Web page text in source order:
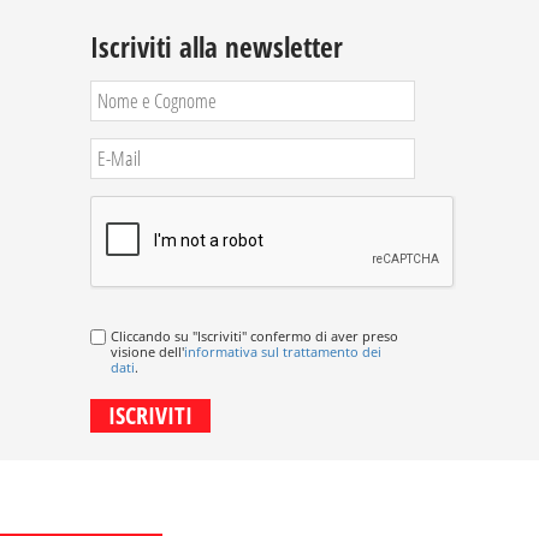
Iscriviti alla newsletter
Cliccando su "Iscriviti" confermo di aver preso
visione dell'informativa sul trattamento dei
dati.